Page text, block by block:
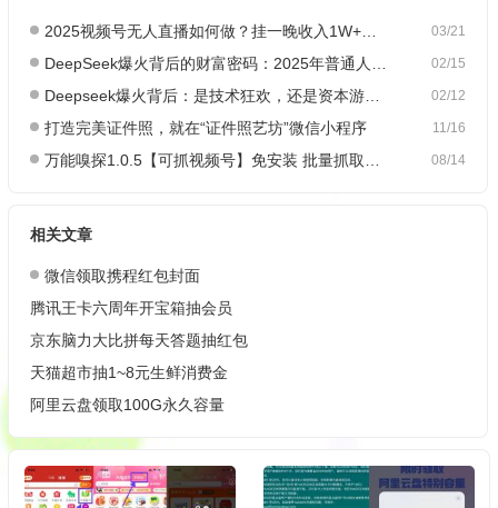
03/21
2025视频号无人直播如何做？挂一晚收入1W+，这份教程，小白可做~
02/15
DeepSeek爆火背后的财富密码：2025年普通人如何抓住AI创业风口？
02/12
Deepseek爆火背后：是技术狂欢，还是资本游戏？
11/16
打造完美证件照，就在“证件照艺坊”微信小程序
08/14
万能嗅探1.0.5【可抓视频号】免安装 批量抓取媒体文件
相关文章
微信领取携程红包封面
腾讯王卡六周年开宝箱抽会员
京东脑力大比拼每天答题抽红包
天猫超市抽1~8元生鲜消费金
阿里云盘领取100G永久容量